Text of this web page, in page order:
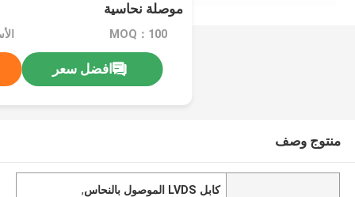
موصلة نحاسية
MOQ：100
افضل سعر
منتوج وصف
كابل LVDS الموصول بالنحاس
,